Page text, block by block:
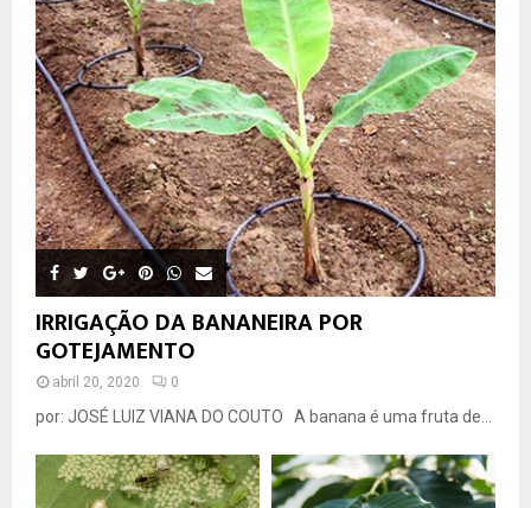
IRRIGAÇÃO DA BANANEIRA POR
GOTEJAMENTO
abril 20, 2020 0
por: JOSÉ LUIZ VIANA DO COUTO A banana é uma fruta de...